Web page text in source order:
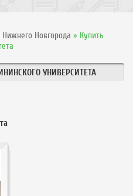
Новгорода » Купить
УНИВЕРСИТЕТА